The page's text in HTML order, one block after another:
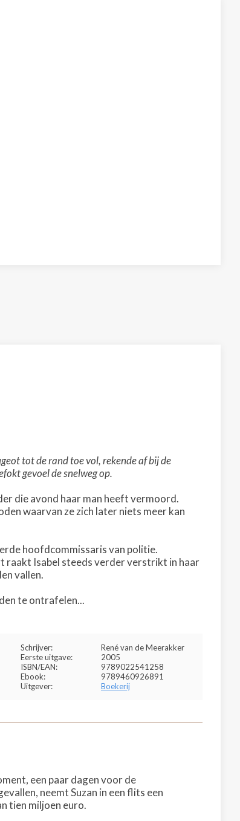
tot de rand toe vol, rekende af bij de
gevoel de snelweg op.
die avond haar man heeft vermoord.
waarvan ze zich later niets meer kan
hoofdcommissaris van politie.
raakt Isabel steeds verder verstrikt in haar
vallen.
te ontrafelen...
Schrijver:
René van de Meerakker
Eerste uitgave:
2005
ISBN/EAN:
9789022541258
Ebook:
9789460926891
Uitgever:
Boekerij
een paar dagen voor de
neemt Suzan in een flits een
tien miljoen euro.